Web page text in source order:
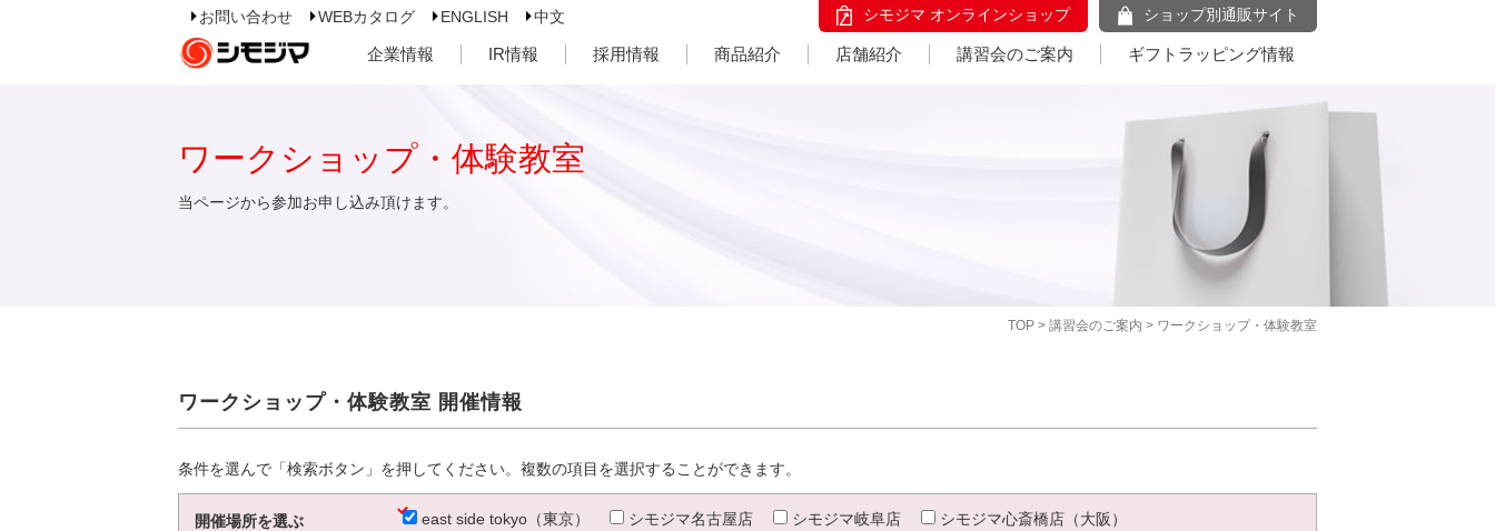
お問い合わせ WEBカタログ ENGLISH 中文 シモジマ オンラインショップ ショップ別通販サイト
企業情報 IR情報 採用情報 商品紹介 店舗紹介 講習会のご案内 ギフトラッピング情報
TOP > 講習会のご案内 > ワークショップ・体験教室
ワークショップ・体験教室
当ページから参加お申し込み頂けます。
ワークショップ・体験教室 開催情報
条件を選んで「検索ボタン」を押してください。複数の項目を選択することができます。
開催場所を選ぶ east side tokyo（東京） シモジマ名古屋店 シモジマ岐阜店 シモジマ心斎橋店（大阪）